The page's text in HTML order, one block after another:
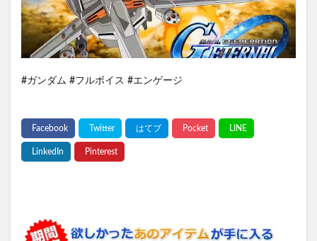
#ガンダム #フルボイス #エンゲージ